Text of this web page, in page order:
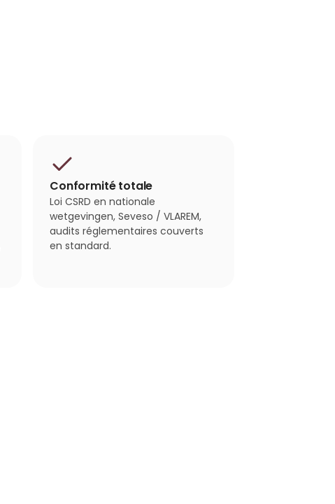
Conformité totale
Loi CSRD en nationale
wetgevingen, Seveso / VLAREM,
audits réglementaires couverts
en standard.